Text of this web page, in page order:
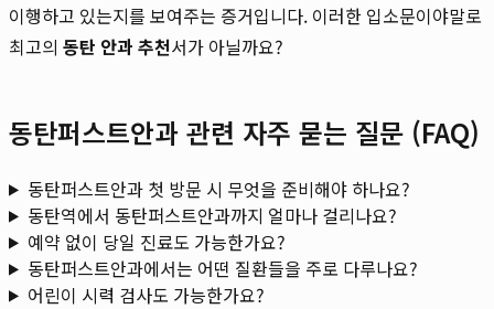
이행하고 있는지를 보여주는 증거입니다. 이러한 입소문이야말로
최고의 동탄 안과 추천서가 아닐까요?
동탄퍼스트안과 관련 자주 묻는 질문 (FAQ)
동탄퍼스트안과 첫 방문 시 무엇을 준비해야 하나요?
동탄역에서 동탄퍼스트안과까지 얼마나 걸리나요?
예약 없이 당일 진료도 가능한가요?
동탄퍼스트안과에서는 어떤 질환들을 주로 다루나요?
어린이 시력 검사도 가능한가요?